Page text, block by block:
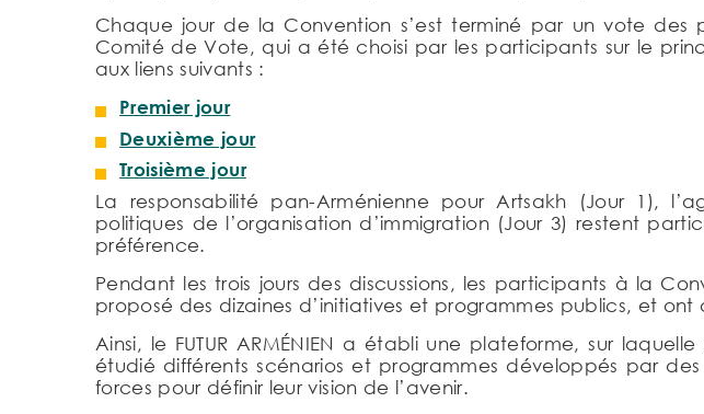
Chaque jour de la Convention s’est terminé par un vote des
Comité de Vote, qui a été choisi par les participants sur le
aux liens suivants :
Premier jour
Deuxième jour
Troisième jour
La responsabilité pan-Arménienne pour Artsakh (Jour 1),
politiques de l’organisation d’immigration (Jour 3) restent
préférence.
Pendant les trois jours des discussions, les participants à la
proposé des dizaines d’initiatives et programmes publics, et
Ainsi, le FUTUR ARMÉNIEN a établi une plateforme, sur
étudié différents scénarios et programmes développés par
forces pour définir leur vision de l’avenir.